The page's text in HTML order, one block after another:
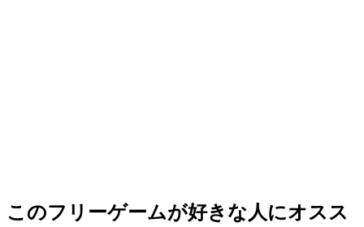
このフリーゲームが好きな人にオスス